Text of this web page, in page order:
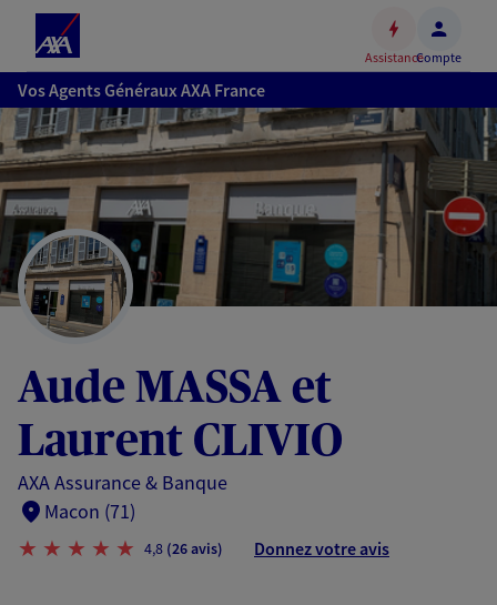
Accéder
au
contenu
principal
Accéder
au
pied
AssistanceCompte
Vos Agents Généraux AXA France
Aude MASSA et
Laurent CLIVIO
AXA Assurance & Banque
Macon (71)
4,8 (26 avis) Donnez votre avis